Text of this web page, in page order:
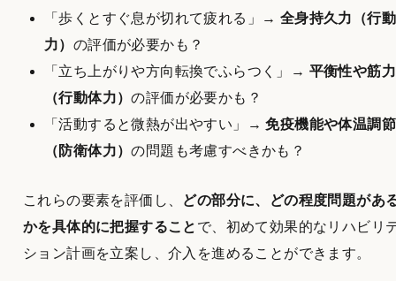
「歩くとすぐ息が切れて疲れる」→ 全身持久力（行
力） の評価が必要かも？
「立ち上がりや方向転換でふらつく」→ 平衡性や筋力
（行動体力）の評価が必要かも？
「活動すると微熱が出やすい」→免疫機能や体温調節
（防衛体力）の問題も考慮すべきかも？
これらの要素を評価し、 どの部分に、どの程度問題があ
かを具体的に把握すること で、初めて効果的なリハビリ
ション計画を立案し、介入を進めることができます。